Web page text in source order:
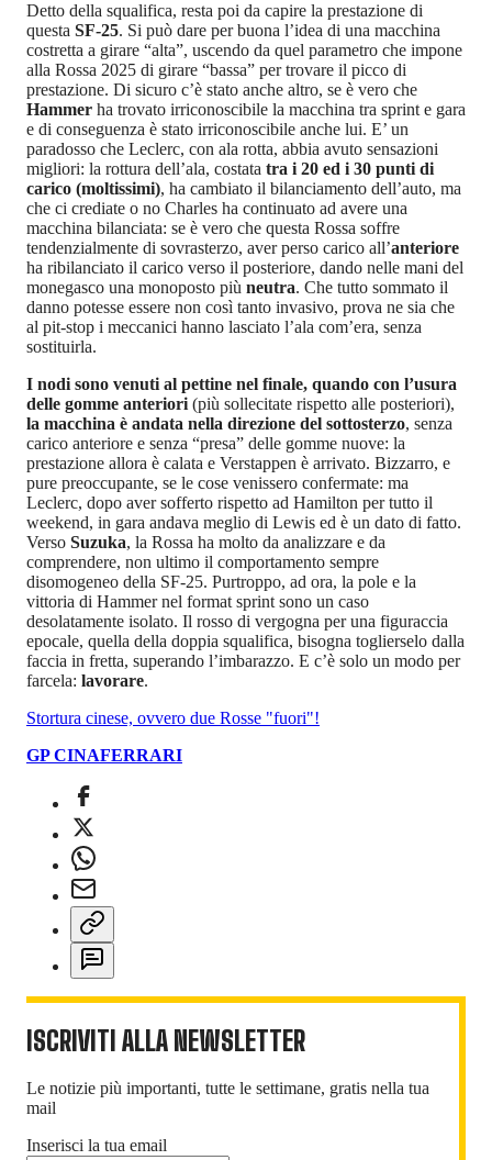
Detto della squalifica, resta poi da capire la prestazione di
questa SF-25. Si può dare per buona l’idea di una macchina
costretta a girare “alta”, uscendo da quel parametro che impone
alla Rossa 2025 di girare “bassa” per trovare il picco di
prestazione. Di sicuro c’è stato anche altro, se è vero che
Hammer ha trovato irriconoscibile la macchina tra sprint e gara
e di conseguenza è stato irriconoscibile anche lui. E’ un
paradosso che Leclerc, con ala rotta, abbia avuto sensazioni
migliori: la rottura dell’ala, costata tra i 20 ed i 30 punti di
carico (moltissimi), ha cambiato il bilanciamento dell’auto, ma
che ci crediate o no Charles ha continuato ad avere una
macchina bilanciata: se è vero che questa Rossa soffre
tendenzialmente di sovrasterzo, aver perso carico all’anteriore
ha ribilanciato il carico verso il posteriore, dando nelle mani del
monegasco una monoposto più neutra. Che tutto sommato il
danno potesse essere non così tanto invasivo, prova ne sia che
al pit-stop i meccanici hanno lasciato l’ala com’era, senza
sostituirla.
I nodi sono venuti al pettine nel finale, quando con l’usura
delle gomme anteriori (più sollecitate rispetto alle posteriori),
la macchina è andata nella direzione del sottosterzo, senza
carico anteriore e senza “presa” delle gomme nuove: la
prestazione allora è calata e Verstappen è arrivato. Bizzarro, e
pure preoccupante, se le cose venissero confermate: ma
Leclerc, dopo aver sofferto rispetto ad Hamilton per tutto il
weekend, in gara andava meglio di Lewis ed è un dato di fatto.
Verso Suzuka, la Rossa ha molto da analizzare e da
comprendere, non ultimo il comportamento sempre
disomogeneo della SF-25. Purtroppo, ad ora, la pole e la
vittoria di Hammer nel format sprint sono un caso
desolatamente isolato. Il rosso di vergogna per una figuraccia
epocale, quella della doppia squalifica, bisogna toglierselo dalla
faccia in fretta, superando l’imbarazzo. E c’è solo un modo per
farcela: lavorare.
Stortura cinese, ovvero due Rosse "fuori"!
GP CINAFERRARI
ISCRIVITI ALLA NEWSLETTER
Le notizie più importanti, tutte le settimane, gratis nella tua
mail
Inserisci la tua email